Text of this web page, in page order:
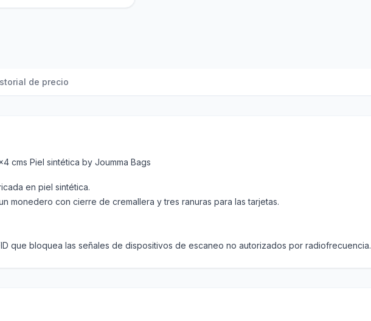
de precio
cms Piel sintética by Joumma Bags
en piel sintética.
monedero con cierre de cremallera y tres ranuras para las tarjetas.
que bloquea las señales de dispositivos de escaneo no autorizados por radiofrecuencia.